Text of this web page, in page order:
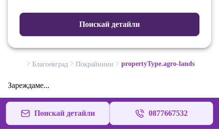
Поискай детайли
Благоевград Покрайнини propertyType.agro-lands
Зареждаме...
Поискай детайли 0877667532